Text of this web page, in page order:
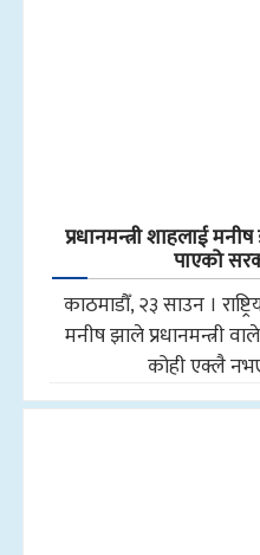
प्रधानमन्त्री शाहलाई
पाएको
काठमाडौँ, २३ साउन ।
मनीष झाले प्रधानमन्त्री
कोही एक्लै